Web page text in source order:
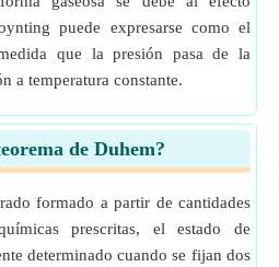
puede expresarse como el
que la presión pasa de la
a temperatura constante.
de Duhem?
formado a partir de cantidades
prescritas, el estado de
determinado cuando se fijan dos